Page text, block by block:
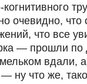
когнитивного
очевидно, что
что все
— прошли по
вдали,
ну что же,